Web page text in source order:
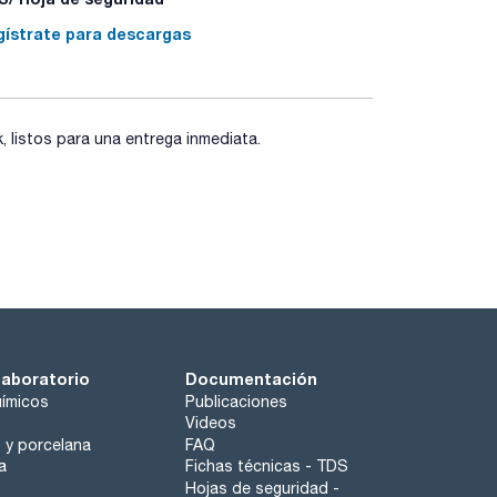
4 botellas de 1.000 mL, microplacas,
uso más frecuente.
para descargas
para una entrega inmediata.
y porcelana
Documentación
Publicaciones
Videos
FAQ
Fichas técnicas - TDS
Hojas de seguridad -